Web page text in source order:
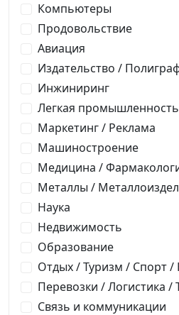
Компьютеры
Продовольствие
Авиация
Издательство /
Инжиниринг
Легкая промышленность
Маркетинг / Реклама
Машиностроение
Медицина /
Металлы /
Наука
Недвижимость
Образование
Отдых / Туризм / Спорт /
Перевозки / Логистика /
Связь и коммуникации